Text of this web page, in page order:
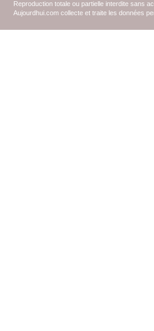
Reproduction totale ou partielle interdite sans
Aujourdhui.com collecte et traite les données